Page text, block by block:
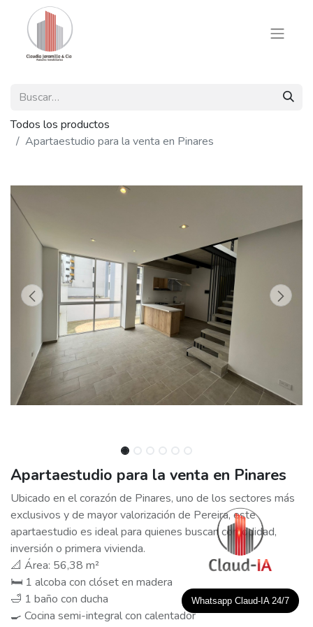
Todos los productos
Apartaestudio para la venta en Pinares
Apartaestudio para la venta en Pinares
Ubicado en el corazón de Pinares, uno de los sectores más
exclusivos y de mayor valorización de Pereira, este
apartaestudio es ideal para quienes buscan comodidad,
inversión o primera vivienda.
📐 Área: 56,38 m²
🛏️ 1 alcoba con clóset en madera
🛁 1 baño con ducha
🍳 Cocina semi-integral con calentador
Whatsapp Claud-IA 24/7